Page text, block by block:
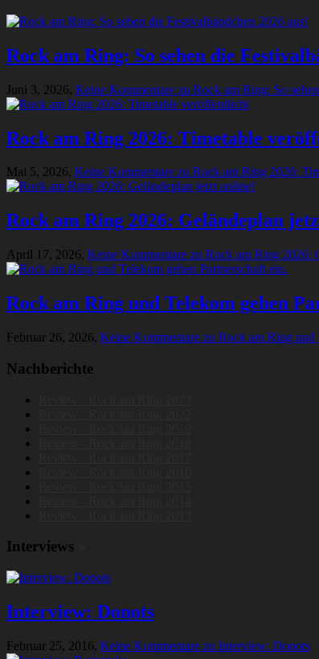
Rock am Ring: So sehen die
Juni 3, 2026, Keine Kommentare zu Rock am Ring: So
Rock am Ring 2026: Timetable
Mai 5, 2026, Keine Kommentare zu Rock am Ring 2026:
Rock am Ring 2026: Geländeplan
April 17, 2026, Keine Kommentare zu Rock am Ring 2026:
Rock am Ring und Telekom gehen
Februar 26, 2026, Keine Kommentare zu Rock am Ring und
Nachberichte
Interviews
Interview: Donots
Februar 25, 2016, Keine Kommentare zu Interview: Donots